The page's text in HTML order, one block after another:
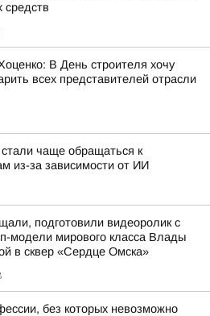
средств
В День строителя хочу
всех представителей отрасли
стали чаще обращаться к
из-за зависимости от ИИ
подготовили видеоролик с
модели мирового класса Влады
в сквер «Сердце Омска»
без которых невозможно